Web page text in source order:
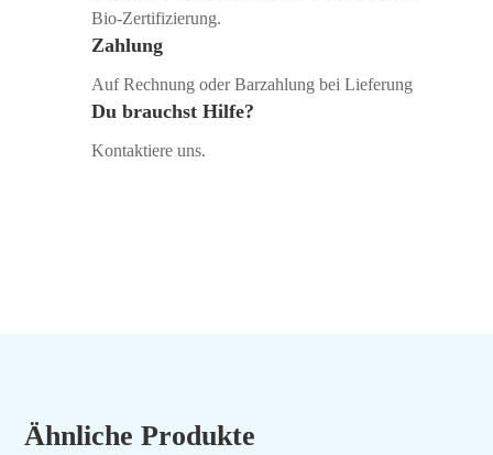
Bio‑Zertifizierung.
Zahlung
Auf Rechnung oder Barzahlung bei Lieferung
Du brauchst Hilfe?
Kontaktiere uns.
Ähnliche Produkte